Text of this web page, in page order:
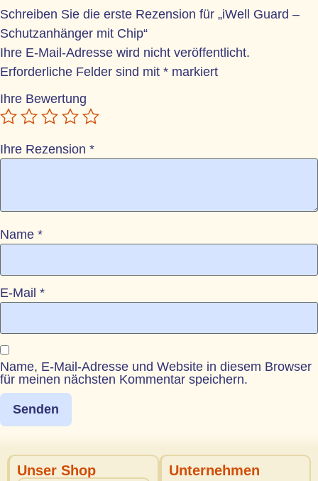
Schreiben Sie die erste Rezension für „iWell Guard –
Schutzanhänger mit Chip“
Ihre E-Mail-Adresse wird nicht veröffentlicht.
Erforderliche Felder sind mit * markiert
Ihre Bewertung
Ihre Rezension *
Name *
E-Mail *
Name, E-Mail-Adresse und Website in diesem Browser
für meinen nächsten Kommentar speichern.
Unser Shop
Unternehmen